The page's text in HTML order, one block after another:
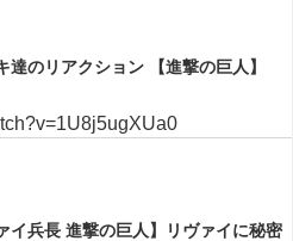
のリアクション 【進撃の巨人】
イ兵長 進撃の巨人】リヴァイに秘密